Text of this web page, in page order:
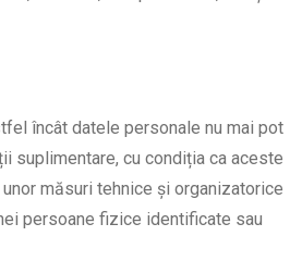
încât datele personale nu mai pot
suplimentare, cu condiția ca aceste
măsuri tehnice și organizatorice
persoane fizice identificate sau